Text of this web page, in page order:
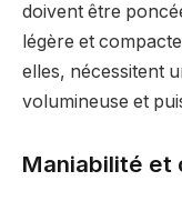
doivent être
légère et
elles, nécessitent
volumineuse et
Maniabilité et